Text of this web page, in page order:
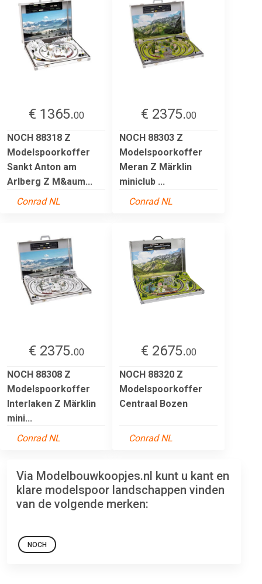
€ 1365.00
NOCH 88318 Z
Modelspoorkoffer
Sankt Anton am
Arlberg Z M&aum...
Conrad NL
€ 2375.00
NOCH 88303 Z
Modelspoorkoffer
Meran Z Märklin
miniclub ...
Conrad NL
€ 2375.00
NOCH 88308 Z
Modelspoorkoffer
Interlaken Z Märklin
mini...
Conrad NL
€ 2675.00
NOCH 88320 Z
Modelspoorkoffer
Centraal Bozen
Conrad NL
Via Modelbouwkoopjes.nl kunt u kant en
klare modelspoor landschappen vinden
van de volgende merken:
NOCH